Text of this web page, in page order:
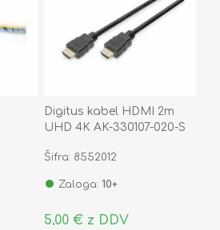
Digitus kabel HDMI 2m
UHD 4K AK-330107-020-S
Šifra: 8552012
Zaloga: 10+
5,00 € z DDV